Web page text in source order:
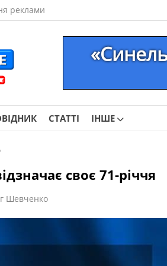
реклами
СТАТТІ ІНШЕ
своє 71-річчя
Шевченко